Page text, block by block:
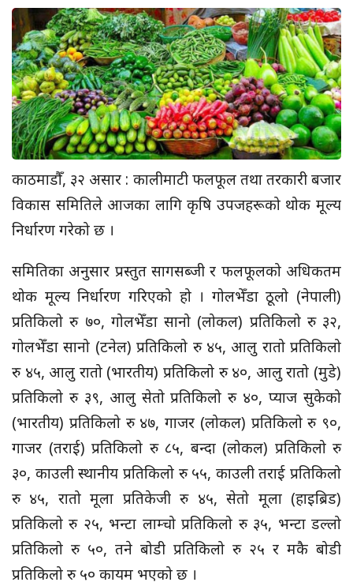
काठमाडौँ, ३२ असार : कालीमाटी फलफूल तथा तरकारी बजार
विकास समितिले आजका लागि कृषि उपजहरूको थोक मूल्य
निर्धारण गरेको छ ।
समितिका अनुसार प्रस्तुत सागसब्जी र फलफूलको अधिकतम
थोक मूल्य निर्धारण गरिएको हो । गोलभेँडा ठूलो (नेपाली)
प्रतिकिलो रु ७०, गोलभेँडा सानो (लोकल) प्रतिकिलो रु ३२,
गोलभेँडा सानो (टनेल) प्रतिकिलो रु ४५, आलु रातो प्रतिकिलो
रु ४५, आलु रातो (भारतीय) प्रतिकिलो रु ४०, आलु रातो (मुडे)
प्रतिकिलो रु ३९, आलु सेतो प्रतिकिलो रु ४०, प्याज सुकेको
(भारतीय) प्रतिकिलो रु ४७, गाजर (लोकल) प्रतिकिलो रु ९०,
गाजर (तराई) प्रतिकिलो रु ८५, बन्दा (लोकल) प्रतिकिलो रु
३०, काउली स्थानीय प्रतिकिलो रु ५५, काउली तराई प्रतिकिलो
रु ४५, रातो मूला प्रतिकेजी रु ४५, सेतो मूला (हाइब्रिड)
प्रतिकिलो रु २५, भन्टा लाम्चो प्रतिकिलो रु ३५, भन्टा डल्लो
प्रतिकिलो रु ५०, तने बोडी प्रतिकिलो रु २५ र मकै बोडी
प्रतिकिलो रु ५० कायम भएको छ ।